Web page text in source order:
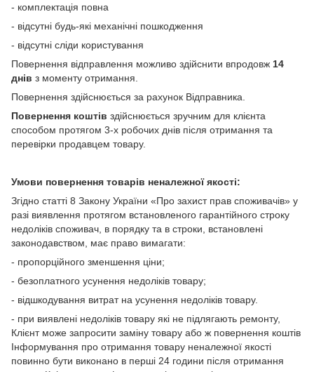
- комплектація повна
- відсутні будь-які механічні пошкодження
- відсутні сліди користування
Повернення відправлення можливо здійснити впродовж 14
днів з моменту отримання.
Повернення здійснюється за рахунок Відправника.
Повернення коштів здійснюється зручним для клієнта
способом протягом 3-х робочих днів після отримання та
перевірки продавцем товару.
Умови повернення товарів неналежної якості:
Згідно статті 8 Закону України «Про захист прав споживачів» у
разі виявлення протягом встановленого гарантійного строку
недоліків споживач, в порядку та в строки, встановлені
законодавством, має право вимагати:
- пропорційного зменшення ціни;
- безоплатного усунення недоліків товару;
- відшкодування витрат на усунення недоліків товару.
- при виявлені недоліків товару які не підлягають ремонту,
Клієнт може запросити заміну товару або ж повернення коштів
Інформування про отримання товару неналежної якості
повинно бути виконано в перші 24 години після отримання